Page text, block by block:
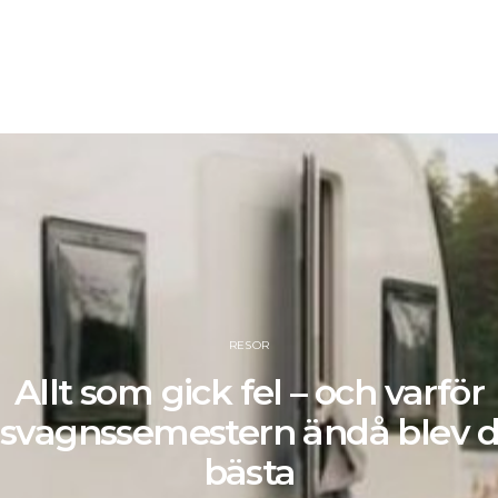
RESOR
Allt som gick fel – och varför
ändå blev
bästa